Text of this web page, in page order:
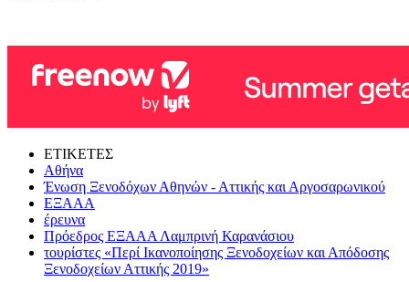
ΕΤΙΚΕΤΕΣ
Αθήνα
Ένωση Ξενοδόχων Αθηνών - Αττικής και Αργοσαρωνικού
ΕΞΑΑΑ
έρευνα
Πρόεδρος ΕΞΑΑΑ Λαμπρινή Καρανάσιου
τουρίστες «Περί Ικανοποίησης Ξενοδοχείων και Απόδοσης
Ξενοδοχείων Αττικής 2019»